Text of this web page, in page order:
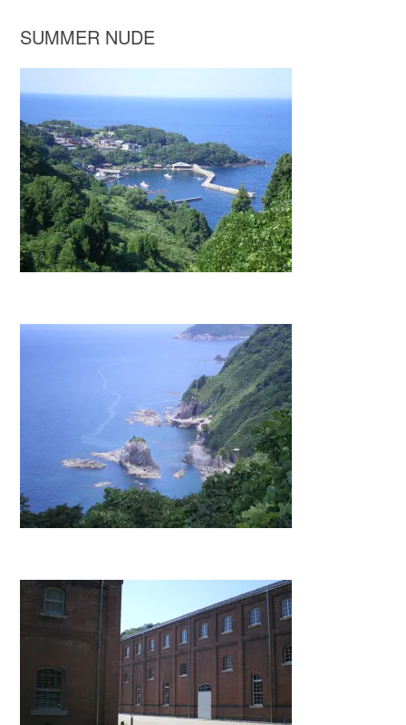
SUMMER NUDE